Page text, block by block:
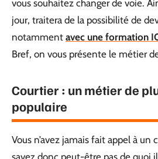
vous souhaitez changer de voie.
jour, traitera de la possibilité de
notamment avec une formation
Bref, on vous présente le métier
Courtier : un métier de
populaire
Vous n’avez jamais fait appel à un
savez donc peut-être pas de quoi il